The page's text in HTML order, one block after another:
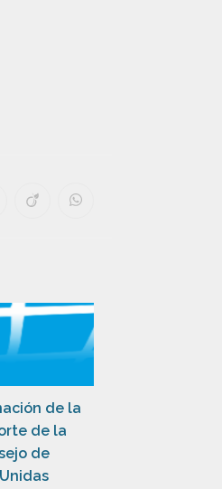
de la
de la
de